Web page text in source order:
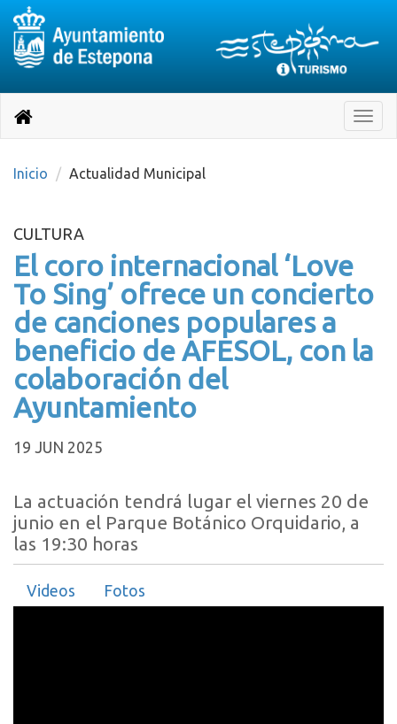
página
Toggle
Destino:
Volver
inicio
Inicio Actualidad Municipal
CULTURA
El coro internacional ‘Love
To Sing’ ofrece un concierto
de canciones populares a
beneficio de AFESOL, con la
colaboración del
Ayuntamiento
19 JUN 2025
La actuación tendrá lugar el viernes 20 de
junio en el Parque Botánico Orquidario, a
las 19:30 horas
Videos Fotos